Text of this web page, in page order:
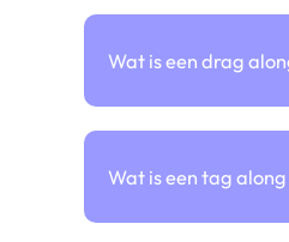
Wat is een drag
Wat is een tag